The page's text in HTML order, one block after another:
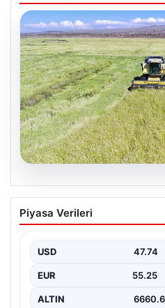
Tarımsal
hesaplara yatacak
Piyasa Verileri
USD 47.74
EUR 55.25
ALTIN 6660.6